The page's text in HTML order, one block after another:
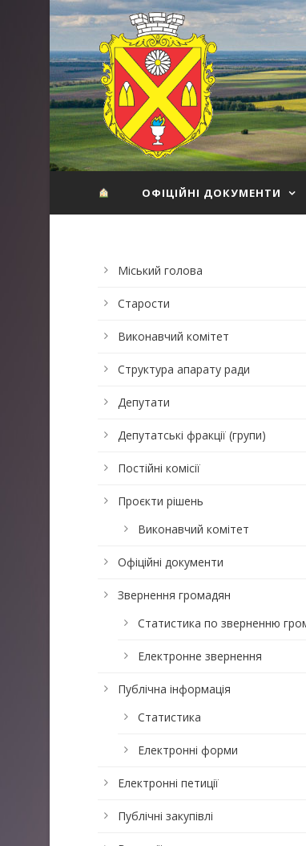
ОФІЦІЙНІ ДОКУМЕНТИ
Міський голова
Старости
Виконавчий комітет
Структура апарату ради
Депутати
Депутатські фракції (групи)
Постійні комісії
Проєкти рішень
Виконавчий комітет
Офіційні документи
Звернення громадян
Статистика по зверненню
Електронне звернення
Публічна інформація
Статистика
Електронні форми
Електронні петиції
Публічні закупівлі